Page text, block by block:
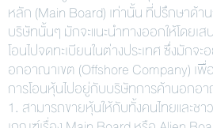
หลัก (Main Board) เท่านั้น ที่ปรึกษาด้า
บริษัทนั้นๆ มักจะแนะนำทางออกให้โดยเ
โอนไปจดทะเบียนในต่างประเทศ ซึ่งมักจ
อกอาณาเขต (Offshore Company) เพื่
การโอนหุ้นไปอยู่กับบริษัทการค้านอกอา
1. สามารถขายหุ้นให้กับทั้งคนไทยและช